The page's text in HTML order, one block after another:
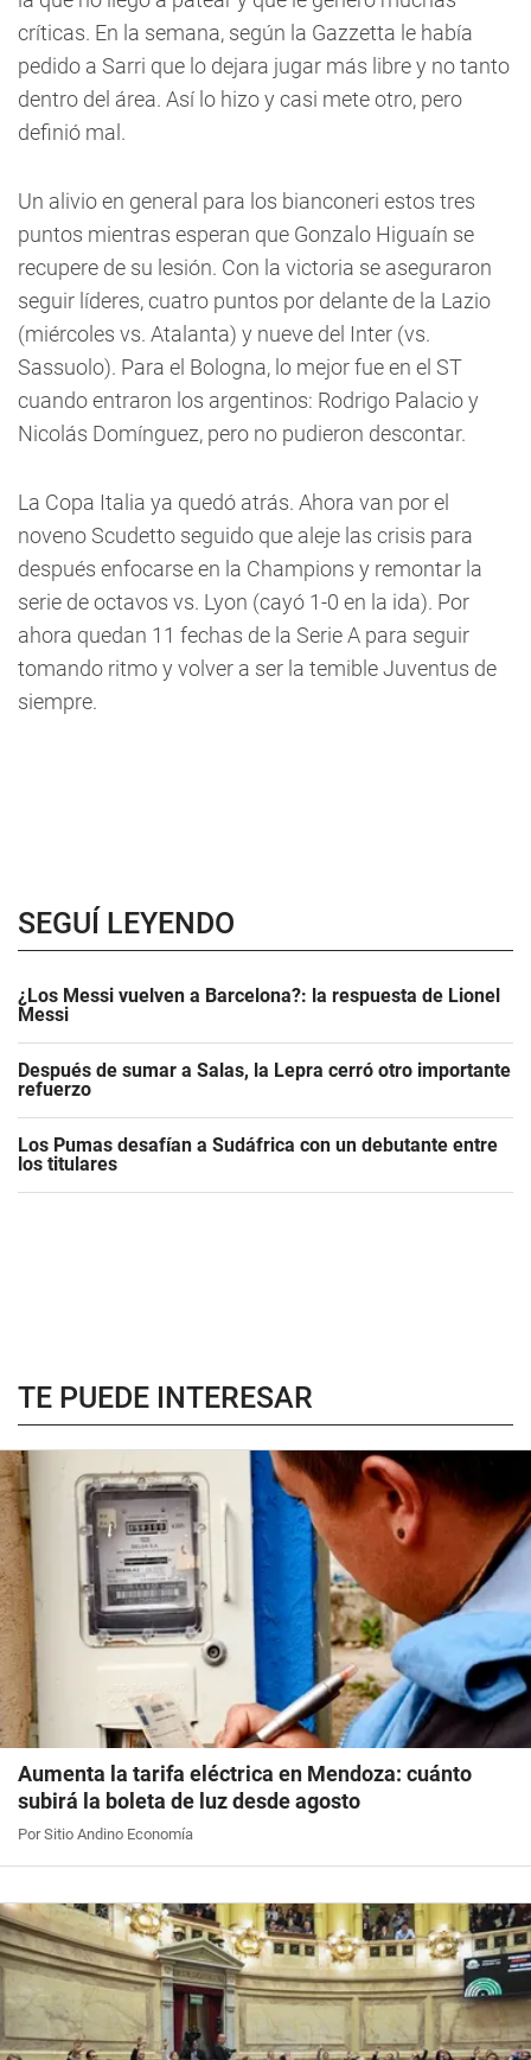
críticas. En la semana, según la Gazzetta le había
pedido a Sarri que lo dejara jugar más libre y no tanto
dentro del área. Así lo hizo y casi mete otro, pero
definió mal.
Un alivio en general para los bianconeri estos tres
puntos mientras esperan que Gonzalo Higuaín se
recupere de su lesión. Con la victoria se aseguraron
seguir líderes, cuatro puntos por delante de la Lazio
(miércoles vs. Atalanta) y nueve del Inter (vs.
Sassuolo). Para el Bologna, lo mejor fue en el ST
cuando entraron los argentinos: Rodrigo Palacio y
Nicolás Domínguez, pero no pudieron descontar.
La Copa Italia ya quedó atrás. Ahora van por el
noveno Scudetto seguido que aleje las crisis para
después enfocarse en la Champions y remontar la
serie de octavos vs. Lyon (cayó 1-0 en la ida). Por
ahora quedan 11 fechas de la Serie A para seguir
tomando ritmo y volver a ser la temible Juventus de
siempre.
SEGUÍ LEYENDO
¿Los Messi vuelven a Barcelona?: la respuesta de Lionel
Messi
Después de sumar a Salas, la Lepra cerró otro importante
refuerzo
Los Pumas desafían a Sudáfrica con un debutante entre
los titulares
TE PUEDE INTERESAR
Aumenta la tarifa eléctrica en Mendoza: cuánto
subirá la boleta de luz desde agosto
Por Sitio Andino Economía